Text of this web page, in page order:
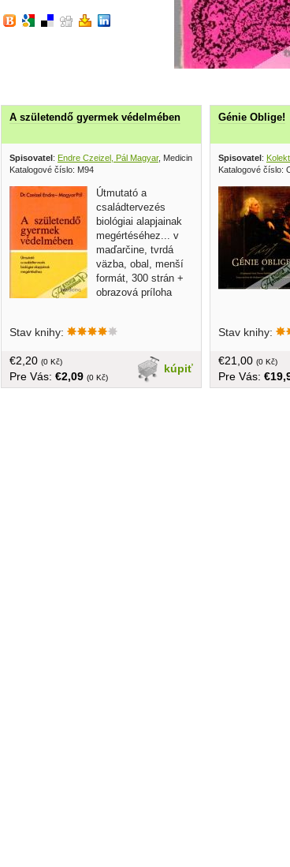
A születendő gyermek védelmében
Spisovatel: Endre Czeizel, Pál Magyar, Medicina Könyvkiadó 1974
Katalogové číslo: M94
Útmutató a
családtervezés
biológiai alapjainak
megértéséhez... v
maďarčine, tvrdá
väzba, obal, menší
formát, 300 strán +
obrazová príloha
Stav knihy:
kúpiť
€2,20 (0 Kč)
Pre Vás: €2,09 (0 Kč)
Génie Oblige!
Spisovatel:
Katalogové číslo:
Stav knihy:
€21,00 (0 Kč)
Pre Vás: